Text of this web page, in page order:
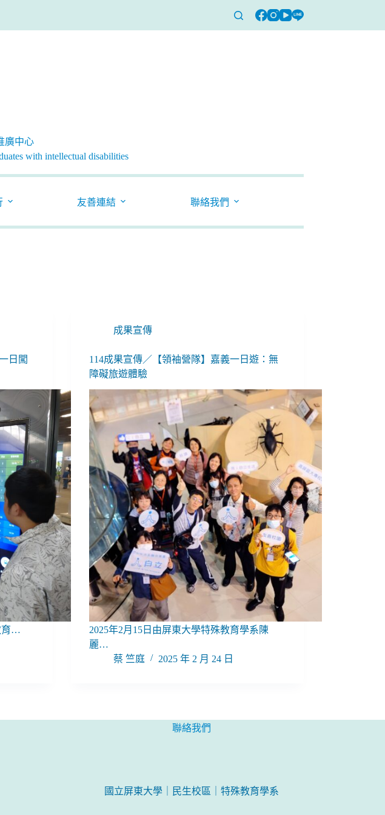
廣中心
with intellectual disabilities
友善連結 聯絡我們
日闖
育…
成果宣傳
114成果宣傳／【領袖營隊】嘉義一日遊：無
障礙旅遊體驗
2025年2月15日由屏東大學特殊教育學系陳
麗…
蔡 竺庭
2025 年 2 月 24 日
聯絡我們
國立屏東大學｜民生校區｜特殊教育學系